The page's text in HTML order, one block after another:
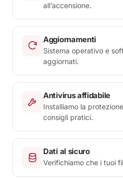
all’accensione.
Aggiornamenti
Sistema operativo e
aggiornati.
Antivirus affidabile
Installiamo la
consigli pratici.
Dati al sicuro
Verifichiamo che i tuoi